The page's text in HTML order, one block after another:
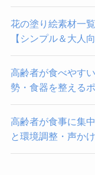
花の塗り絵素材一
【シンプル＆大人向
高齢者が食べやす
勢・食器を整える
高齢者が食事に集
と環境調整・声か